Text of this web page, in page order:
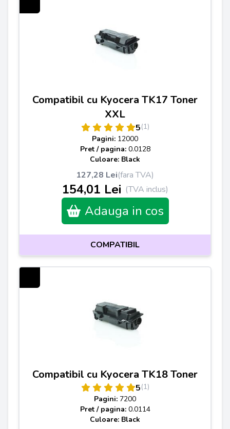
Compatibil cu Kyocera TK17 Toner
XXL
5(1)
Pagini: 12000
Pret / pagina: 0.0128
Culoare: Black
127,28 Lei(fara TVA)
154,01 Lei (TVA inclus)
Adauga in cos
COMPATIBIL
Compatibil cu Kyocera TK18 Toner
5(1)
Pagini: 7200
Pret / pagina: 0.0114
Culoare: Black